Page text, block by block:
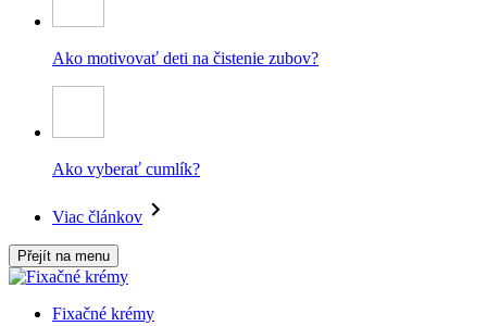
Ako motivovať deti na čistenie zubov?
Ako vyberať cumlík?
Viac článkov
Přejít na menu
Fixačné krémy